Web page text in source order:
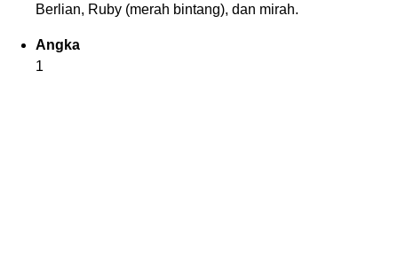
Berlian, Ruby (merah bintang), dan mirah.
Angka
1